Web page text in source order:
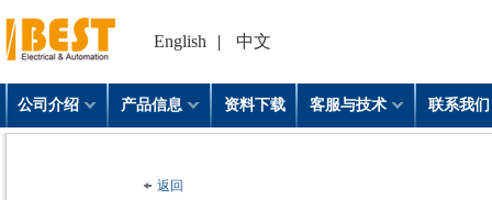
English | 中文
公司介绍 产品信息 资料下载 客服与技术 联系我们
返回